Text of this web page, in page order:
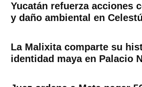
Yucatán refuerza acciones
y daño ambiental en
La Malixita comparte su
identidad maya en Palacio